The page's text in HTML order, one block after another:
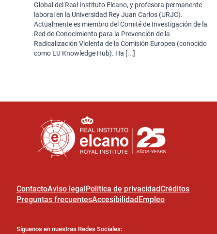
Global del Real Instituto Elcano, y profesora permanente
laboral en la Universidad Rey Juan Carlos (URJC).
Actualmente es miembro del Comité de Investigación de la
Red de Conocimiento para la Prevención de la
Radicalización Violenta de la Comisión Europea (conocido
como EU Knowledge Hub). Ha [...]
ContactoAviso legalPolítica de privacidadCréditos
Preguntas frecuentesAccesibilidadEmpleo
Síguenos en nuestras Redes Sociales: